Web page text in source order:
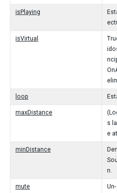
isPlaying
isVirtual
loop
maxDistance
s
e
minDistance
n.
mute